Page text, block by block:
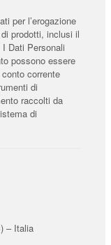
per l’erogazione
prodotti, inclusi il
I Dati Personali
possono essere
corrente
di
raccolti da
di
– Italia